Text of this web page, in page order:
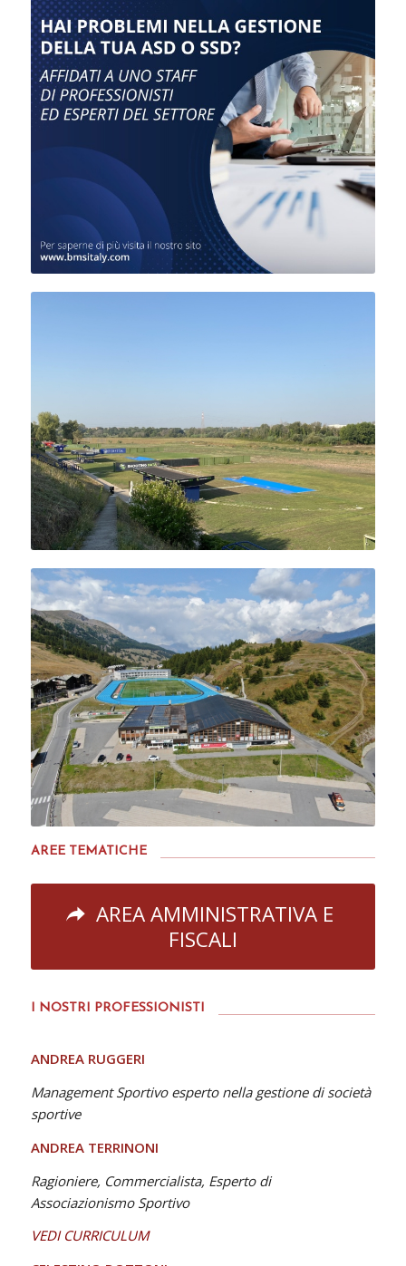
AREE TEMATICHE
AREA AMMINISTRATIVA E
FISCALI
I NOSTRI PROFESSIONISTI
ANDREA RUGGERI
Management Sportivo esperto nella gestione di società
sportive
ANDREA TERRINONI
Ragioniere, Commercialista, Esperto di
Associazionismo Sportivo
VEDI CURRICULUM